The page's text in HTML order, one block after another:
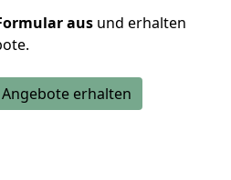
aus und erhalten
erhalten